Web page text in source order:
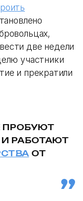
две недели
участники
и прекратили
ПРОБУЮТ
РАБОТАЮТ
ОТ